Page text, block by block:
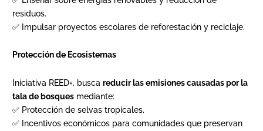
residuos.
✅ Impulsar proyectos escolares de reforestación y reciclaje.
Protección de Ecosistemas
Iniciativa REED+, busca reducir las emisiones causadas por la
tala de bosques mediante:
✅ Protección de selvas tropicales.
✅ Incentivos económicos para comunidades que preservan